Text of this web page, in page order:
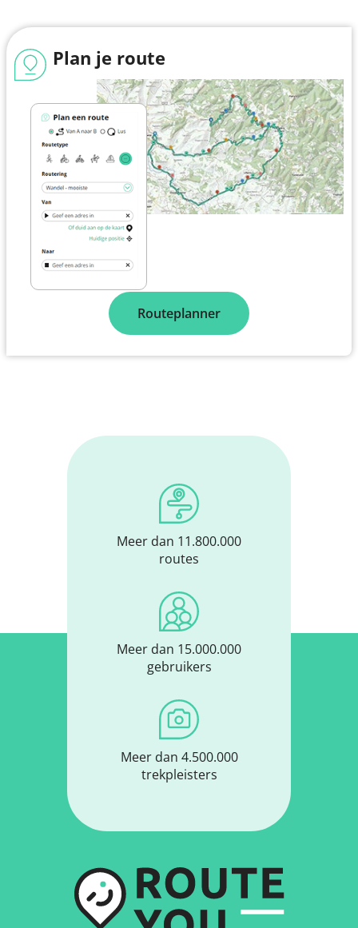
Plan je route
Routeplanner
Meer dan 11.800.000
routes
Meer dan 15.000.000
gebruikers
Meer dan 4.500.000
trekpleisters